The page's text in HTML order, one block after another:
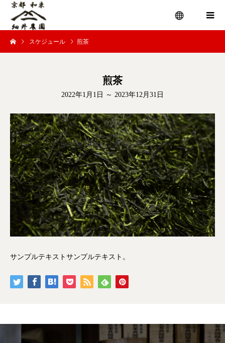
スケジュール 煎茶
煎茶
2022年1月1日 ～ 2023年12月31日
サンプルテキストサンプルテキスト。